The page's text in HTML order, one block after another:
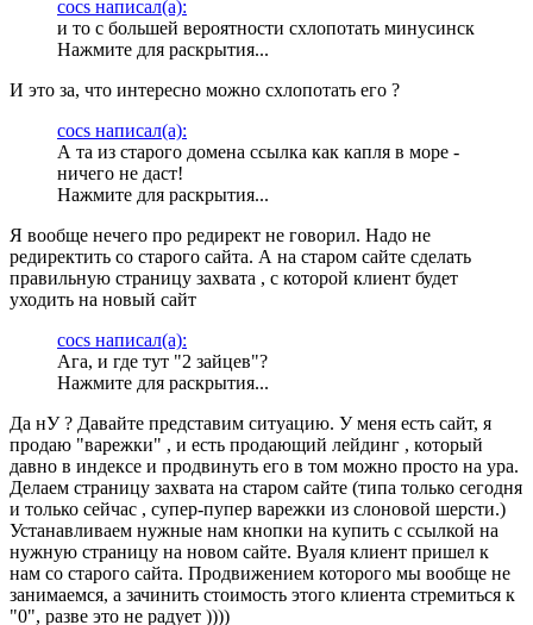
cocs написал(а):
и то с большей вероятности схлопотать минусинск
Нажмите для раскрытия...
И это за, что интересно можно схлопотать его ?
cocs написал(а):
А та из старого домена ссылка как капля в море -
ничего не даст!
Нажмите для раскрытия...
Я вообще нечего про редирект не говорил. Надо не
редиректить со старого сайта. А на старом сайте сделать
правильную страницу захвата , с которой клиент будет
уходить на новый сайт
cocs написал(а):
Ага, и где тут "2 зайцев"?
Нажмите для раскрытия...
Да нУ ? Давайте представим ситуацию. У меня есть сайт, я
продаю "варежки" , и есть продающий лейдинг , который
давно в индексе и продвинуть его в том можно просто на ура.
Делаем страницу захвата на старом сайте (типа только сегодня
и только сейчас , супер-пупер варежки из слоновой шерсти.)
Устанавливаем нужные нам кнопки на купить с ссылкой на
нужную страницу на новом сайте. Вуаля клиент пришел к
нам со старого сайта. Продвижением которого мы вообще не
занимаемся, а зачинить стоимость этого клиента стремиться к
"0", разве это не радует ))))